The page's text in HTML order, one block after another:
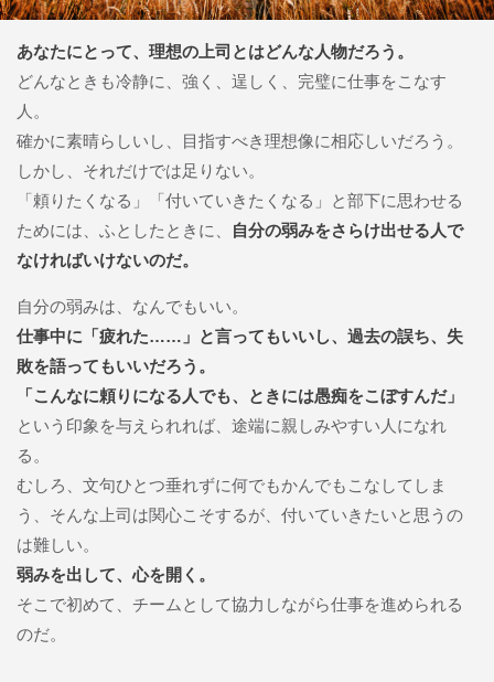
あなたにとって、理想の上司とはどんな人物だろう。
どんなときも冷静に、強く、逞しく、完璧に仕事をこなす
人。
確かに素晴らしいし、目指すべき理想像に相応しいだろう。
しかし、それだけでは足りない。
「頼りたくなる」「付いていきたくなる」と部下に思わせる
ためには、ふとしたときに、
自分の弱みをさらけ出せる人で
なければいけないのだ。
自分の弱みは、なんでもいい。
仕事中に「疲れた……」と言ってもいいし、過去の誤ち、失
敗を語ってもいいだろう。
「こんなに頼りになる人でも、ときには愚痴をこぼすんだ」
という印象を与えられれば、途端に親しみやすい人になれ
る。
むしろ、文句ひとつ垂れずに何でもかんでもこなしてしま
う、そんな上司は関心こそするが、付いていきたいと思うの
は難しい。
弱みを出して、心を開く。
そこで初めて、チームとして協力しながら仕事を進められる
のだ。